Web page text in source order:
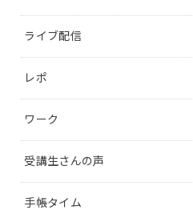
ライブ配信
レポ
ワーク
受講生さんの声
手帳タイム